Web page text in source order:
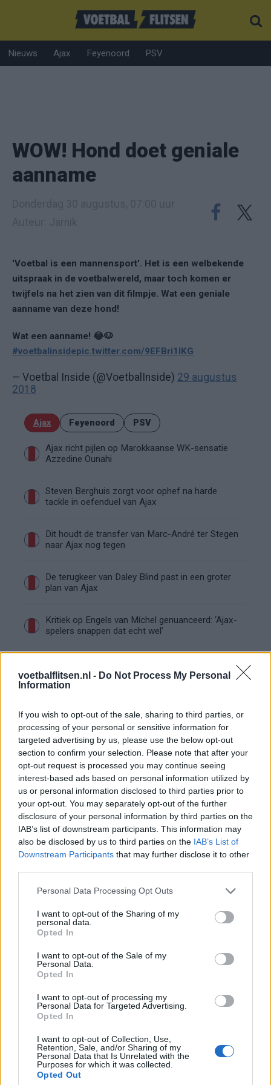
voetbalflitsen.nl - Do Not Process My Personal
Information
If you wish to opt-out of the sale, sharing to third parties, or
processing of your personal or sensitive information for
targeted advertising by us, please use the below opt-out
section to confirm your selection. Please note that after your
opt-out request is processed you may continue seeing
interest-based ads based on personal information utilized by
us or personal information disclosed to third parties prior to
your opt-out. You may separately opt-out of the further
disclosure of your personal information by third parties on the
IAB’s list of downstream participants. This information may
also be disclosed by us to third parties on the IAB’s List of
Downstream Participants that may further disclose it to other
Personal Data Processing Opt Outs
I want to opt-out of the Sharing of my
personal data.
Opted In
I want to opt-out of the Sale of my
Personal Data.
Opted In
I want to opt-out of processing my
Personal Data for Targeted Advertising.
Opted In
I want to opt-out of Collection, Use,
Retention, Sale, and/or Sharing of my
Personal Data that Is Unrelated with the
Purposes for which it was collected.
Opted Out
Nieuws Ajax Feyenoord PSV
WOW! Hond doet geniale
aanname
'Voetbal is een mannensport'. Het is een welbekende
uitspraak in de voetbalwereld, maar toch komen er
twijfels na het zien van dit filmpje. Wat een geniale
aanname van deze hond!
Wat een aanname! 😂🐶
#voetbalinsidepic.twitter.com/9EFBri1IKG
— Voetbal Inside (@VoetbalInside) 29 augustus
2018
Ajax Feyenoord PSV
Ajax richt pijlen op Marokkaanse WK-sensatie
Azzedine Ounahi
Steven Berghuis zorgt voor ophef na harde
tackle in oefenduel van Ajax
Dit houdt de transfer van Marc-André ter Stegen
naar Ajax nog tegen
De terugkeer van Daley Blind past in een groter
plan van Ajax
Kritiek op Engels van Míchel genuanceerd: ‘Ajax-
spelers snappen dat echt wel’
Gloukh krijgt standje en Ceballos wordt gebeld
duidelijkheid bij Ajax
Blind kan bij Ajax de speler naast Míchel worden
“Twente was toen niet haalbaar”: Weghorst blikt
terug op Ajax-keuze
De transferprioriteiten van Ajax worden steeds
duidelijker
de route naar PEC eruit
Zo overtuigde PSV Sven Mijnans en bleef Ajax
met lege handen achter
Waarom steeds meer sleutelfiguren Ajax
verlaten
Steijn: ‘Bergwijn was niet mijn eerste keus als
Ajax-aanvoerder’
Van Gaal-vertrek markeert einde van bestuurlijke
Ajax-fase